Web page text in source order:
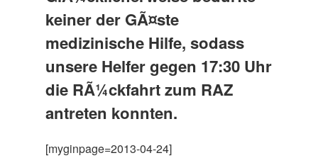
keiner der GÃ¤ste
medizinische Hilfe, sodass
unsere Helfer gegen 17:30 Uhr
die RÃ¼ckfahrt zum RAZ
antreten konnten.
[myginpage=2013-04-24]